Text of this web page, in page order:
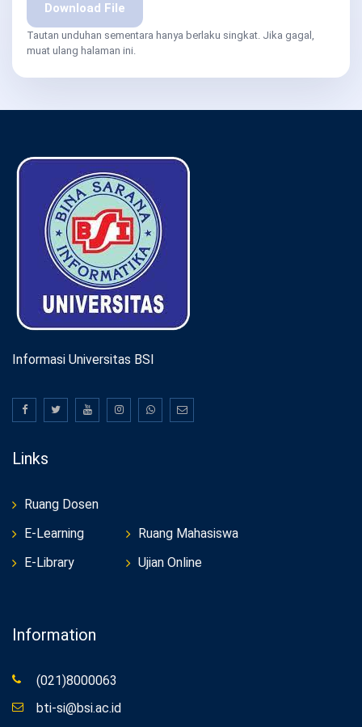
Download File
Tautan unduhan sementara hanya berlaku singkat. Jika gagal,
muat ulang halaman ini.
Informasi Universitas BSI
Links
Ruang Dosen
E-Learning
E-Library
Ruang Mahasiswa
Ujian Online
Information
(021)8000063
bti-si@bsi.ac.id